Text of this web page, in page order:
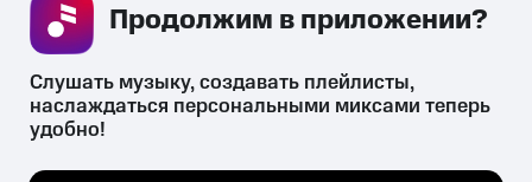
СКАЧАТЬ ПРИЛОЖЕНИЕ
психотропных веществ, их аналогов причиняет вред здоровью,
Слушать музыку, создавать плейлисты,
наслаждаться персональными миксами теперь
удобно!